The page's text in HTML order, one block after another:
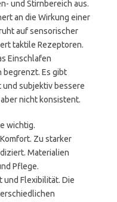
und Stirnbereich aus.
an die Wirkung einer
auf sensorischer
taktile Rezeptoren.
Einschlafen
begrenzt. Es gibt
subjektiv bessere
nicht konsistent.
wichtig.
Zu starker
Materialien
Pflege.
und Flexibilität. Die